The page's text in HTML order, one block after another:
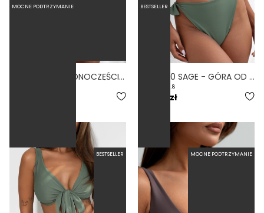
VISTA SAGE - JEDNOCZĘŚCIOWY STRÓJ KĄPIELOWY MODELUJĄCY WYCIĘTY ZIELONY WIRES 2.0 SAGE - GÓRA OD BIKINI Z FISZBINAMI KIESZONKA NA WKŁADKI ZIELONY
4.8
269,00 zł
MOCNE PODTRZYMANIE
BESTSELLER
BESTSELLER
MOCNE PODTRZYMANIE